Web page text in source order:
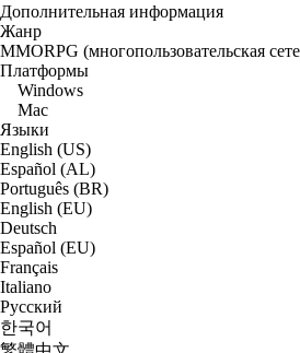
Дополнительная информация
Жанр
MMORPG (многопользовательская
Платформы
Windows
Mac
Языки
English (US)
Español (AL)
Português (BR)
English (EU)
Deutsch
Español (EU)
Français
Italiano
Русский
한국어